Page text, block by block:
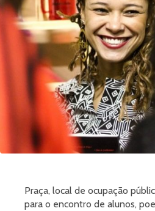
Praça, local de ocupação
para o encontro de alunos,